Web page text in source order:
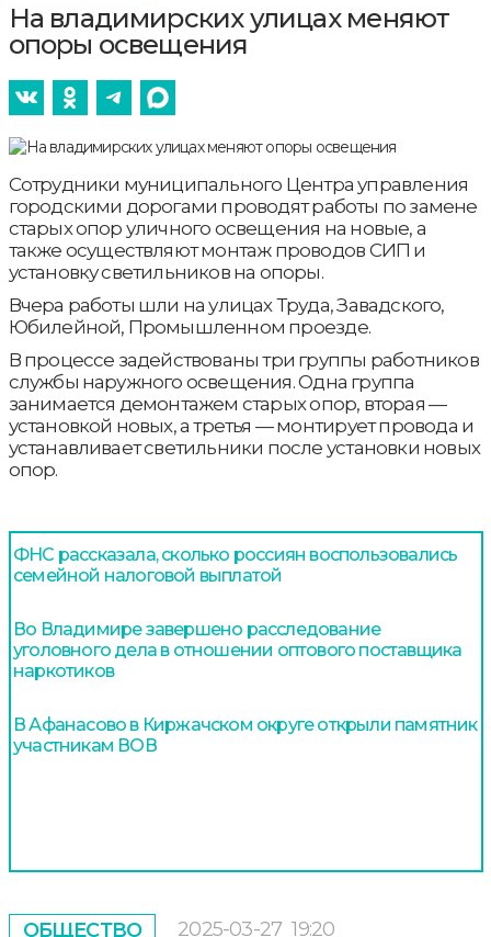
На владимирских улицах меняют
опоры освещения
Сотрудники муниципального Центра управления
городскими дорогами проводят работы по замене
старых опор уличного освещения на новые, а
также осуществляют монтаж проводов СИП и
установку светильников на опоры.
Вчера работы шли на улицах Труда, Завадского,
Юбилейной, Промышленном проезде.
В процессе задействованы три группы работников
службы наружного освещения. Одна группа
занимается демонтажем старых опор, вторая —
установкой новых, а третья — монтирует провода и
устанавливает светильники после установки новых
опор.
ФНС рассказала, сколько россиян воспользовались
семейной налоговой выплатой
Во Владимире завершено расследование
уголовного дела в отношении оптового поставщика
наркотиков
В Афанасово в Киржачском округе открыли памятник
участникам ВОВ
ОБЩЕСТВО 2025-03-27 19:20